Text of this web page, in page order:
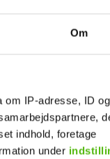
Om
IP-adresse, ID
indhold, foretage
under
skive